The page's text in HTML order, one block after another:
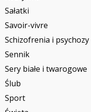
Sałatki
Savoir-vivre
Schizofrenia i psychozy
Sennik
Sery białe i twarogowe
Ślub
Sport